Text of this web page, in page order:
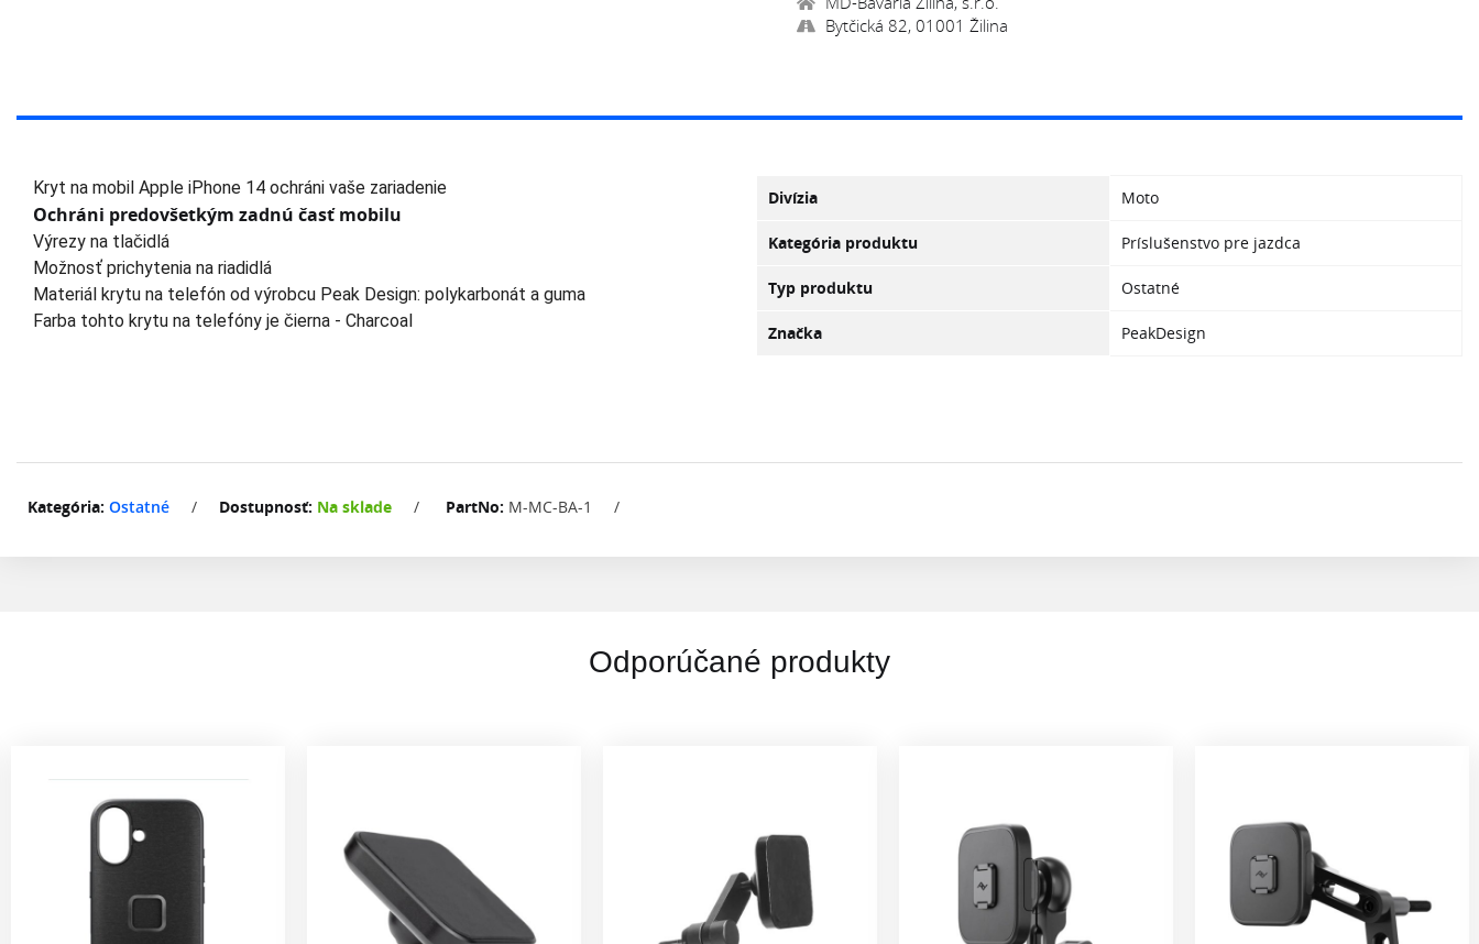
Bytčická 82, 01001 Žilina
Kryt na mobil Apple iPhone 14 ochráni vaše zariadenie
Ochráni predovšetkým zadnú časť mobilu
Výrezy na tlačidlá
Možnosť prichytenia na riadidlá
Materiál krytu na telefón od výrobcu Peak Design: polykarbonát a guma
Farba tohto krytu na telefóny je čierna - Charcoal
Divízia Moto
Kategória produktu Príslušenstvo pre jazdca
Typ produktu Ostatné
Značka PeakDesign
Kategória: Ostatné / Dostupnosť: Na sklade / PartNo: M-MC-BA-1 /
Odporúčané produkty